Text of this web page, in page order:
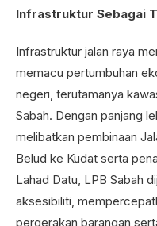
Infrastruktur Sebagai
Infrastruktur jalan raya
memacu pertumbuhan
negeri, terutamanya
Sabah. Dengan panjang
melibatkan pembinaan
Belud ke Kudat serta
Lahad Datu, LPB Sabah
aksesibiliti,
pergerakan barangan